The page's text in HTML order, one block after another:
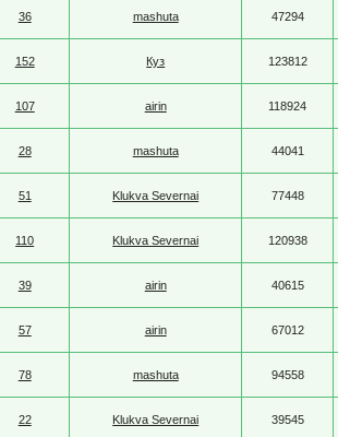
36 mashuta 47294
152 Куз 123812
107 airin 118924
28 mashuta 44041
51 Klukva Severnai 77448
110 Klukva Severnai 120938
39 airin 40615
57 airin 67012
78 mashuta 94558
22 Klukva Severnai 39545